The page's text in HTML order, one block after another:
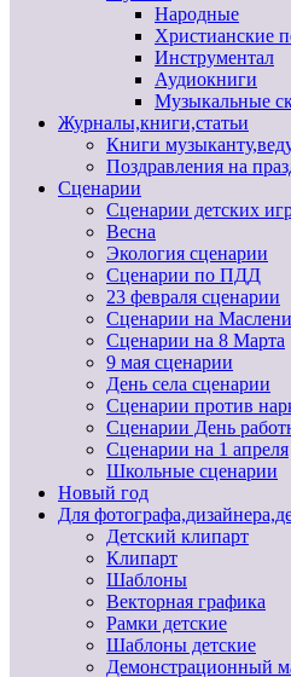
Народные
Христианские
Инструментал
Аудиокниги
Музыкальные
Журналы,книги,статьи
Книги
Поздравления на
Сценарии
Сценарии детских
Весна
Экология сценарии
Сценарии по ПДД
23 февраля сценарии
Сценарии на
Сценарии на 8 Марта
9 мая сценарии
День села сценарии
Сценарии против
Сценарии День
Сценарии на 1 апреля
Школьные сценарии
Новый год
Для
Детский клипарт
Клипарт
Шаблоны
Векторная графика
Рамки детские
Шаблоны детские
Демонстрационный